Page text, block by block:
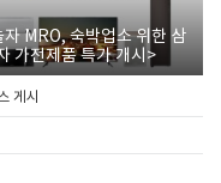
자 MRO, 숙박업소 위한 삼
가전제품 특가 개시>
게시